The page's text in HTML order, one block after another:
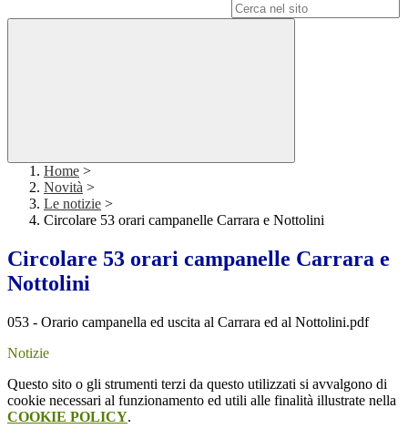
Home >
Novità >
Le notizie >
Circolare 53 orari campanelle Carrara e Nottolini
Circolare 53 orari campanelle Carrara e
Nottolini
053 - Orario campanella ed uscita al Carrara ed al Nottolini.pdf
Notizie
Questo sito o gli strumenti terzi da questo utilizzati si avvalgono di
cookie necessari al funzionamento ed utili alle finalità illustrate nella
COOKIE POLICY.